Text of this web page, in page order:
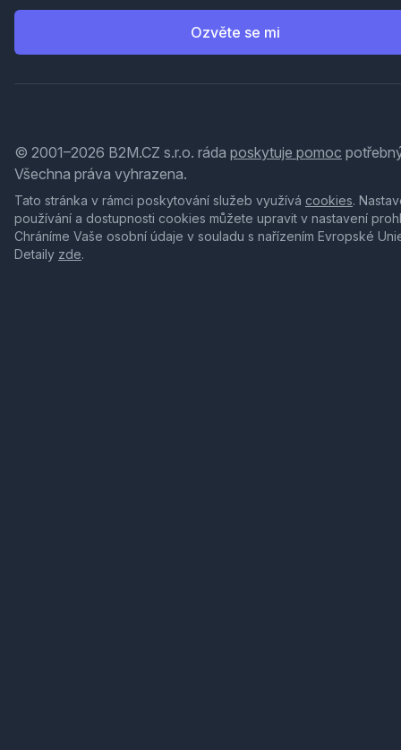
Ozvěte se mi
© 2001–2026 B2M.CZ s.r.o. ráda poskytuje pomoc
Všechna práva vyhrazena.
Tato stránka v rámci poskytování služeb využívá cookies.
používání a dostupnosti cookies můžete upravit v nastavení
Chráníme Vaše osobní údaje v souladu s nařízením Evropské
Detaily zde.